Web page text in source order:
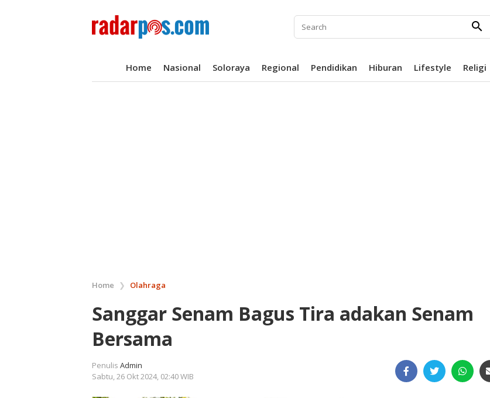
search
Home Nasional Soloraya Regional Pendidikan Hiburan Lifestyle Religi
Home ❯ Olahraga
Sanggar Senam Bagus Tira adakan Senam
Bersama
Penulis Admin
Sabtu, 26 Okt 2024, 02:40 WIB